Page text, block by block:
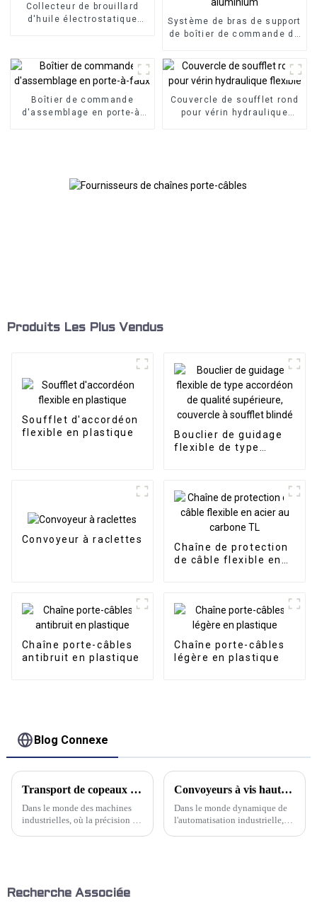
Collecteur de brouillard
d'huile électrostatique
Système de bras de support
de boîtier de commande de
commande en porte-à-faux
en aluminium
Boîtier de commande
d'assemblage en porte-à-
Couvercle de soufflet rond
pour vérin hydraulique
Produits Les Plus Vendus
Soufflet d'accordéon
flexible en plastique
Bouclier de guidage
flexible de type
Convoyeur à raclettes
Chaîne de protection
de câble flexible en
Chaîne porte-câbles
antibruit en plastique
Chaîne porte-câbles
légère en plastique
Blog Connexe
Transport de copeaux robuste : convoyeurs de copeaux métalliques robustes pour applications exigeantes
Dans le monde des machines
industrielles, où la précision et
confronté…
Convoyeurs à vis haute performance : pour une manutention fiable des matériaux
Dans le monde dynamique de
l'automatisation industrielle,
Recherche Associée